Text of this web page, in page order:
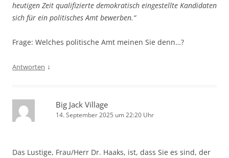
heutigen Zeit qualifizierte demokratisch eingestellte Kandidaten
sich für ein politisches Amt bewerben.“
Frage: Welches politische Amt meinen Sie denn…?
Antworten ↓
Big Jack Village
14. September 2025 um 22:20 Uhr
Das Lustige, Frau/Herr Dr. Haaks, ist, dass Sie es sind, der